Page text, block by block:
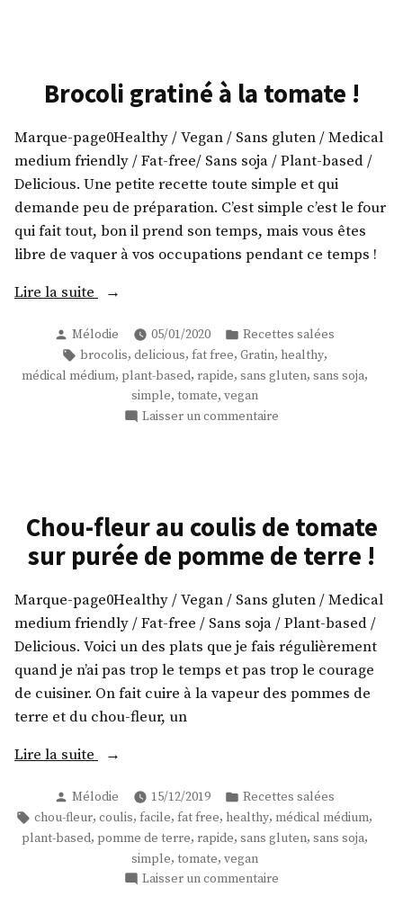
Brocoli gratiné à la tomate !
Marque-page0Healthy / Vegan / Sans gluten / Medical
medium friendly / Fat-free/ Sans soja / Plant-based /
Delicious. Une petite recette toute simple et qui
demande peu de préparation. C’est simple c’est le four
qui fait tout, bon il prend son temps, mais vous êtes
libre de vaquer à vos occupations pendant ce temps !
Lire la suite « Brocoli
à
la
tomate
Publié
par
Mélodie 05/01/2020
Publié
dans
Recettes salées
Étiquettes :
brocolis, delicious, fat free, Gratin, healthy,
médical médium, plant-based, rapide, sans gluten, sans soja,
simple, tomate, vegan
Laisser un commentaire
!
Chou-fleur au coulis de tomate
sur purée de pomme de terre !
Marque-page0Healthy / Vegan / Sans gluten / Medical
medium friendly / Fat-free / Sans soja / Plant-based /
Delicious. Voici un des plats que je fais régulièrement
quand je n’ai pas trop le temps et pas trop le courage
de cuisiner. On fait cuire à la vapeur des pommes de
terre et du chou-fleur, un
Lire la suite « Chou-
au
coulis
de
tomate
Publié
par
Mélodie 15/12/2019
Publié
dans
Recettes salées
Étiquettes :
chou-fleur, coulis, facile, fat free, healthy, médical médium,
plant-based, pomme de terre, rapide, sans gluten, sans soja,
simple, tomate, vegan
Laisser un commentaire